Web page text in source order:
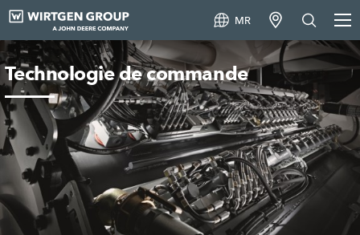
MR
Technologie de commande